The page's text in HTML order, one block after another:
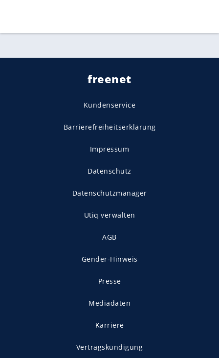
freenet
Kundenservice
Barrierefreiheitserklärung
Impressum
Datenschutz
Datenschutzmanager
Utiq verwalten
AGB
Gender-Hinweis
Presse
Mediadaten
Karriere
Vertragskündigung